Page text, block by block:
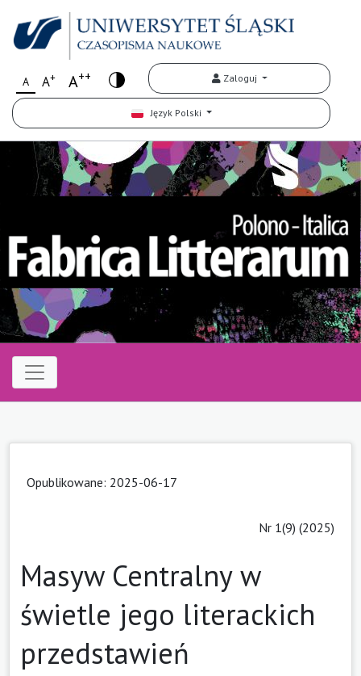
A A+ A++ Zaloguj
Język Polski
Opublikowane: 2025-06-17
Nr 1(9) (2025)
Masyw Centralny w
świetle jego literackich
przedstawień